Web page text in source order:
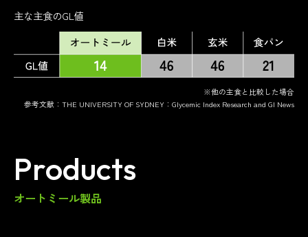
主な主食のGL値
※他の主食と比較した場合
参考文献：THE UNIVERSITY OF SYDNEY：Glycemic Index Research and GI News
Products
オートミール製品